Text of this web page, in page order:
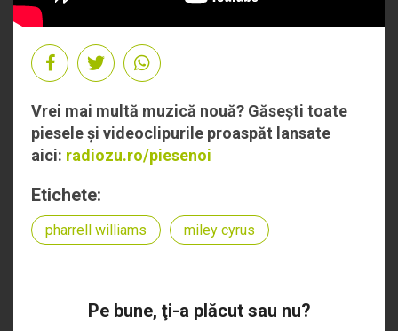
Vrei mai multă muzică nouă? Găsești toate
piesele și videoclipurile proaspăt lansate
aici: radiozu.ro/piesenoi
Etichete:
pharrell williams miley cyrus
Pe bune, ţi-a plăcut sau nu?